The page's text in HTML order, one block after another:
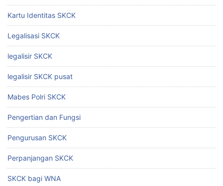
Kartu Identitas SKCK
Legalisasi SKCK
legalisir SKCK
legalisir SKCK pusat
Mabes Polri SKCK
Pengertian dan Fungsi
Pengurusan SKCK
Perpanjangan SKCK
SKCK bagi WNA